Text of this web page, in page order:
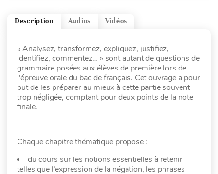
Vidéos
Audios
Description
« Analysez, transformez, expliquez, justifiez,
identifiez, commentez… » sont autant de questions de
grammaire posées aux élèves de première lors de
l’épreuve orale du bac de français. Cet ouvrage a pour
but de les préparer au mieux à cette partie souvent
trop négligée, comptant pour deux points de la note
finale.
Chaque chapitre thématique propose :
du cours sur les notions essentielles à retenir
telles que l’expression de la négation, les phrases